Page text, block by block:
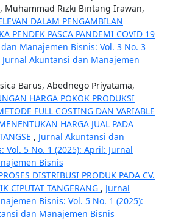
Muhammad Rizki Bintang Irawan,
DALAM PENGAMBILAN
PENDEK PASCA PANDEMI COVID 19
Manajemen Bisnis: Vol. 3 No. 3
Jurnal Akuntansi dan Manajemen
Barus, Abednego Priyatama,
HARGA POKOK PRODUKSI
FULL COSTING DAN VARIABLE
HARGA JUAL PADA
, Jurnal Akuntansi dan
Vol. 5 No. 1 (2025): April: Jurnal
Bisnis
DISTRIBUSI PRODUK PADA CV.
CIPUTAT TANGERANG , Jurnal
Bisnis: Vol. 5 No. 1 (2025):
dan Manajemen Bisnis